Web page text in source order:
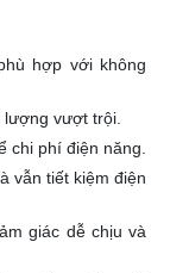
hợp với không
vượt trội.
chi phí điện năng.
vẫn tiết kiệm điện
giác dễ chịu và